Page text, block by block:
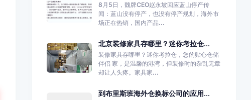
8月5日，魏牌CEO赵永坡回应蓝山停产传
闻：蓝山没有停产，也没有停产规划，海外市
场正在热销，国内产品...
北京装修家具存哪里？迷你考拉仓...
装修家具存哪里？迷你考拉仓，您的贴心仓储
伴侣 家，是温馨的港湾，但装修时的杂乱无章
却让人头疼。家具家...
到布里斯班海外仓换标公司的应用...